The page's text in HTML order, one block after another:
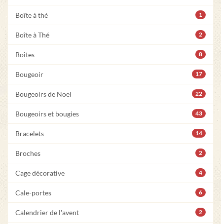
Boîte à thé 1
Boîte à Thé 2
Boîtes 8
Bougeoir 17
Bougeoirs de Noël 22
Bougeoirs et bougies 43
Bracelets 14
Broches 2
Cage décorative 4
Cale-portes 6
Calendrier de l'avent 2